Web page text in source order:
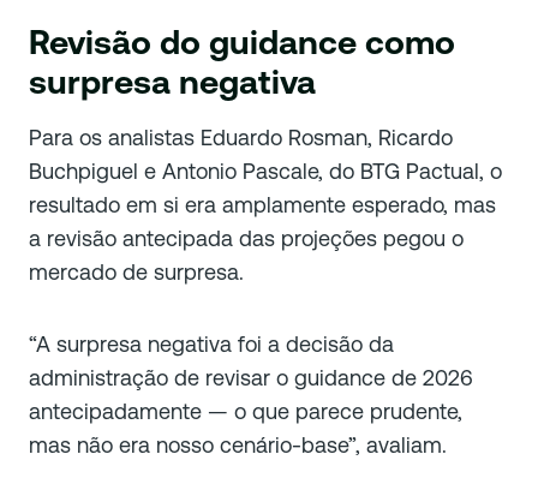
Revisão do guidance como
surpresa negativa
Para os analistas Eduardo Rosman, Ricardo
Buchpiguel e Antonio Pascale, do BTG Pactual, o
resultado em si era amplamente esperado, mas
a revisão antecipada das projeções pegou o
mercado de surpresa.
“A surpresa negativa foi a decisão da
administração de revisar o guidance de 2026
antecipadamente — o que parece prudente,
mas não era nosso cenário-base”, avaliam.